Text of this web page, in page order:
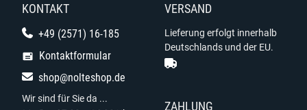
KONTAKT
+49 (2571) 16-185
Kontaktformular
shop@nolteshop.de
Wir sind für Sie da ...
VERSAND
Lieferung erfolgt innerhalb
Deutschlands und der EU.
ZAHLUNG